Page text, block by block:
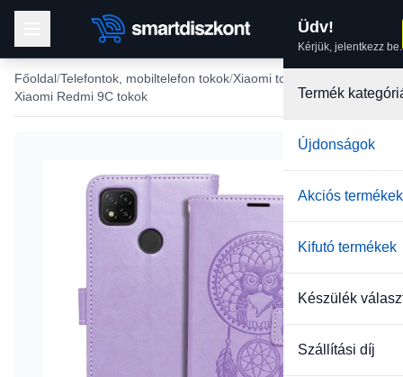
Üdv!
Kérjük, jelentkezz be.
Termék
Újdonságok
Akciós termékek
Kifutó termékek
Készülék
Szállítási díj
Főoldal Telefontok, mobiltelefon tokok Xiaomi tokok
Xiaomi Redmi 9C tokok